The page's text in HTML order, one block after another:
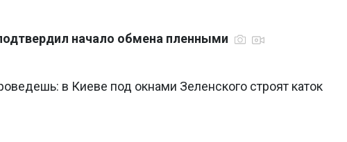
начало обмена пленными
в Киеве под окнами Зеленского строят каток